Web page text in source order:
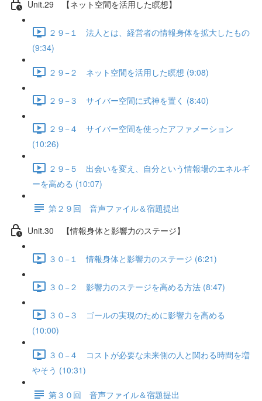
Unit.29 【ネット空間を活用した瞑想】
２９−１ 法人とは、経営者の情報身体を拡大したもの
(9:34)
２９−２ ネット空間を活用した瞑想 (9:08)
２９−３ サイバー空間に式神を置く (8:40)
２９−４ サイバー空間を使ったアファメーション
(10:26)
２９−５ 出会いを変え、自分という情報場のエネルギ
ーを高める (10:07)
第２９回 音声ファイル＆宿題提出
Unit.30 【情報身体と影響力のステージ】
３０−１ 情報身体と影響力のステージ (6:21)
３０−２ 影響力のステージを高める方法 (8:47)
３０−３ ゴールの実現のために影響力を高める
(10:00)
３０−４ コストが必要な未来側の人と関わる時間を増
やそう (10:31)
第３０回 音声ファイル＆宿題提出